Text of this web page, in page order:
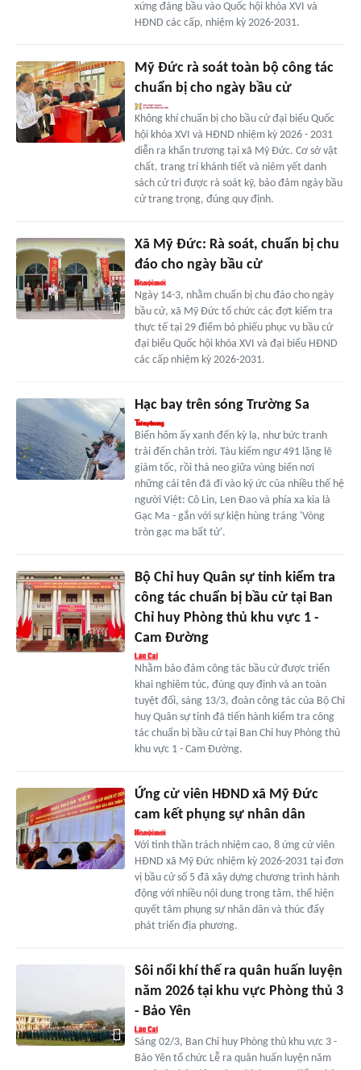
xứng đáng bầu vào Quốc hội khóa XVI và
HĐND các cấp, nhiệm kỳ 2026-2031.
Mỹ Đức rà soát toàn bộ công tác
chuẩn bị cho ngày bầu cử
Không khí chuẩn bị cho bầu cử đại biểu Quốc
hội khóa XVI và HĐND nhiệm kỳ 2026 - 2031
diễn ra khẩn trương tại xã Mỹ Đức. Cơ sở vật
chất, trang trí khánh tiết và niêm yết danh
sách cử tri được rà soát kỹ, bảo đảm ngày bầu
cử trang trọng, đúng quy định.
Xã Mỹ Đức: Rà soát, chuẩn bị chu
đáo cho ngày bầu cử
Ngày 14-3, nhằm chuẩn bị chu đáo cho ngày
bầu cử, xã Mỹ Đức tổ chức các đợt kiểm tra
thực tế tại 29 điểm bỏ phiếu phục vụ bầu cử
đại biểu Quốc hội khóa XVI và đại biểu HĐND
các cấp nhiệm kỳ 2026-2031.
Hạc bay trên sóng Trường Sa
Biển hôm ấy xanh đến kỳ lạ, như bức tranh
trải đến chân trời. Tàu kiểm ngư 491 lặng lẽ
giảm tốc, rồi thả neo giữa vùng biển nơi
những cái tên đã đi vào ký ức của nhiều thế hệ
người Việt: Cô Lin, Len Đao và phía xa kia là
Gạc Ma - gắn với sự kiện hùng tráng 'Vòng
tròn gạc ma bất tử'.
Bộ Chỉ huy Quân sự tỉnh kiểm tra
công tác chuẩn bị bầu cử tại Ban
Chỉ huy Phòng thủ khu vực 1 -
Cam Đường
Nhằm bảo đảm công tác bầu cử được triển
khai nghiêm túc, đúng quy định và an toàn
tuyệt đối, sáng 13/3, đoàn công tác của Bộ Chỉ
huy Quân sự tỉnh đã tiến hành kiểm tra công
tác chuẩn bị bầu cử tại Ban Chỉ huy Phòng thủ
khu vực 1 - Cam Đường.
Ứng cử viên HĐND xã Mỹ Đức
cam kết phụng sự nhân dân
Với tinh thần trách nhiệm cao, 8 ứng cử viên
HĐND xã Mỹ Đức nhiệm kỳ 2026-2031 tại đơn
vị bầu cử số 5 đã xây dựng chương trình hành
động với nhiều nội dung trọng tâm, thể hiện
quyết tâm phụng sự nhân dân và thúc đẩy
phát triển địa phương.
Sôi nổi khí thế ra quân huấn luyện
năm 2026 tại khu vực Phòng thủ 3
- Bảo Yên
Sáng 02/3, Ban Chỉ huy Phòng thủ khu vực 3 -
Bảo Yên tổ chức Lễ ra quân huấn luyện năm